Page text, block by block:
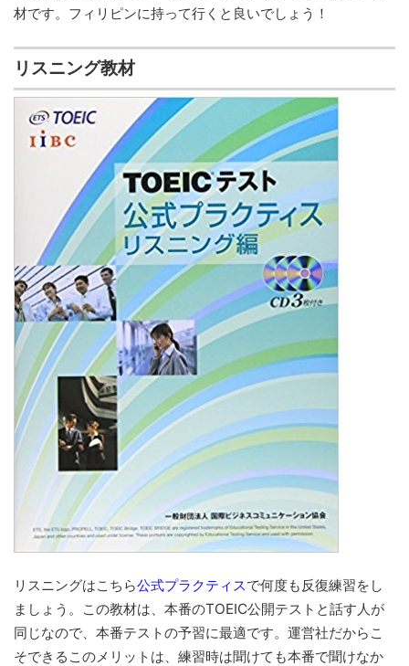
材です。フィリピンに持って行くと良いでしょう！
リスニング教材
リスニングはこちら公式プラクティスで何度も反復練習をし
ましょう。この教材は、本番のTOEIC公開テストと話す人が
同じなので、本番テストの予習に最適です。運営社だからこ
そできるこのメリットは、練習時は聞けても本番で聞けなか